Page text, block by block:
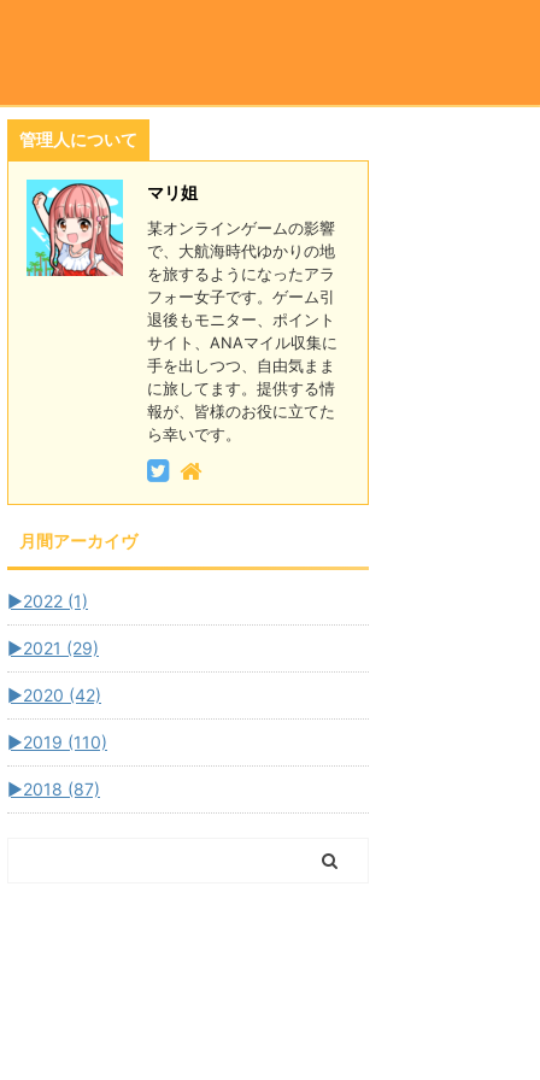
管理人について
マリ姐
某オンラインゲームの影響
で、大航海時代ゆかりの地
を旅するようになったアラ
フォー女子です。ゲーム引
退後もモニター、ポイント
サイト、ANAマイル収集に
手を出しつつ、自由気まま
に旅してます。提供する情
報が、皆様のお役に立てた
ら幸いです。
月間アーカイヴ
►2022 (1)
►2021 (29)
►2020 (42)
►2019 (110)
►2018 (87)